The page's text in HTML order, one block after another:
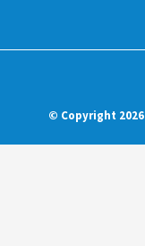
© Copyright 2026